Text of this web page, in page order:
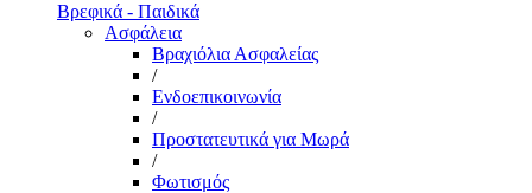
Βρεφικά - Παιδικά
Ασφάλεια
Βραχιόλια Ασφαλείας
/
Ενδοεπικοινωνία
/
Προστατευτικά για Μωρά
/
Φωτισμός